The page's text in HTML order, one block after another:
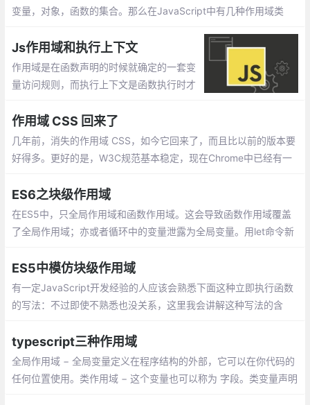
变量，对象，函数的集合。那么在JavaScript中有几种作用域类
Js作用域和执行上下文
作用域是在函数声明的时候就确定的一套变
量访问规则，而执行上下文是函数执行时才
域定义了执行上下文中的变量的访问规则，
执行上下文是在这个作用域规则的前提下执
行代码的。
作用域 CSS 回来了
几年前，消失的作用域 CSS，如今它回来了，而且比以前的版本要
好得多。更好的是，W3C规范基本稳定，现在Chrome中已经有一
它们的实现
ES6之块级作用域
在ES5中，只全局作用域和函数作用域。这会导致函数作用域覆盖
了全局作用域；亦或者循环中的变量泄露为全局变量。用let命令新
了。
ES5中模仿块级作用域
有一定JavaScript开发经验的人应该会熟悉下面这种立即执行函数
的写法：不过即使不熟悉也没关系，这里我会讲解这种写法的含
typescript三种作用域
全局作用域 − 全局变量定义在程序结构的外部，它可以在你代码的
任何位置使用。类作用域 − 这个变量也可以称为 字段。类变量声明